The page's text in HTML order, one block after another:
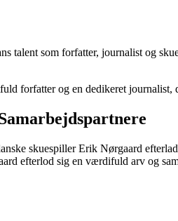
talent som forfatter, journalist og
forfatter og en dedikeret journalist,
skuespiller Erik Nørgaard
efterlod sig en værdifuld arv og